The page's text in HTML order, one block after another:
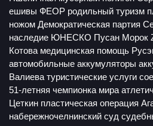
ешивы ФЕОР родильный туризм
ножом Демократическая партия
наследие ЮНЕСКО Пусан Морок
Котова медицинская помощь
автомобильные аккумуляторы
Валиева туристические услуги
51-летняя чемпионка мира
Цеткин пластическая операция
набережночелнинский суд